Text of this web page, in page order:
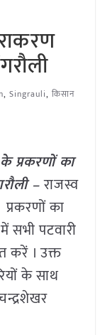
, Singrauli, किसान
प्रकरणों का
–राजस्व
का
सभी पटवारी
करें । उक्त
के साथ